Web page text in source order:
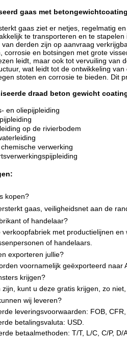
gaas met betongewichtcoating
gaas ziet er netjes, regelmatig
te transporteren en te stapelen
derden zijn op aanvraag
corrosie en botsingen met grote
leidt, maar ook tot vervuiling van
wat leidt tot de ontwikkeling
stoten en corrosie te bieden. Dit
draad beton gewicht
en oliepijpleiding
op de rivierbodem
verwerking
kopen?
gaas, veiligheidsnet aan de
of handelaar?
verkoopfabriek met productielijnen
of handelaars.
exporteren jullie?
voornamelijk geëxporteerd
krijgen?
kunt u deze gratis krijgen, zo
wij leveren?
leveringsvoorwaarden: FOB, CFR,
betalingsvaluta: USD.
betaalmethoden: T/T, L/C, C/P,